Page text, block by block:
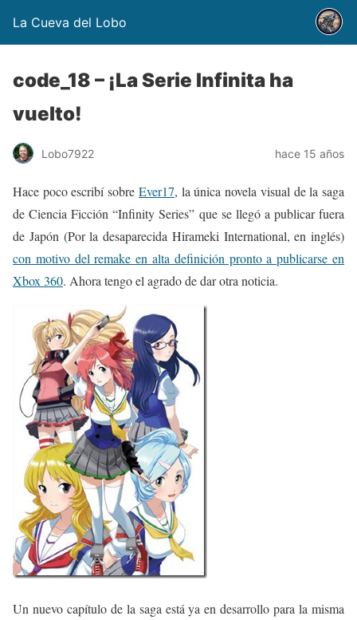
La Cueva del Lobo
code_18 – ¡La Serie Infinita ha
vuelto!
Lobo7922 hace 15 años
Hace poco escribí sobre Ever17, la única novela visual de la saga
de Ciencia Ficción “Infinity Series” que se llegó a publicar fuera
de Japón (Por la desaparecida Hirameki International, en inglés)
con motivo del remake en alta definición pronto a publicarse en
Xbox 360. Ahora tengo el agrado de dar otra noticia.
Un nuevo capítulo de la saga está ya en desarrollo para la misma